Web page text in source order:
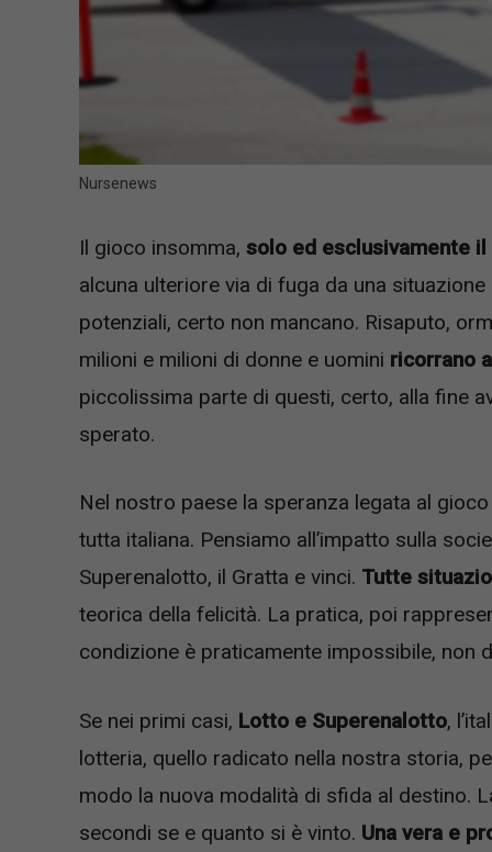
Nursenews
Il gioco insomma, solo ed esclusivamente
alcuna ulteriore via di fuga da una
potenziali, certo non mancano. Risaputo,
milioni e milioni di donne e uomini ricorrano
piccolissima parte di questi, certo, alla fine
sperato.
Nel nostro paese la speranza legata al
tutta italiana. Pensiamo all’impatto sulla
Superenalotto, il Gratta e vinci. Tutte
teorica della felicità. La pratica, poi
condizione è praticamente impossibile, non
Se nei primi casi, Lotto e Superenalotto,
lotteria, quello radicato nella nostra storia,
modo la nuova modalità di sfida al destino.
secondi se e quanto si è vinto. Una vera e